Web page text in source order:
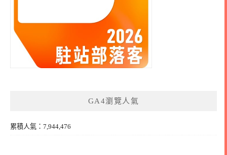
GA4瀏覽人氣
累積人氣：7,944,476